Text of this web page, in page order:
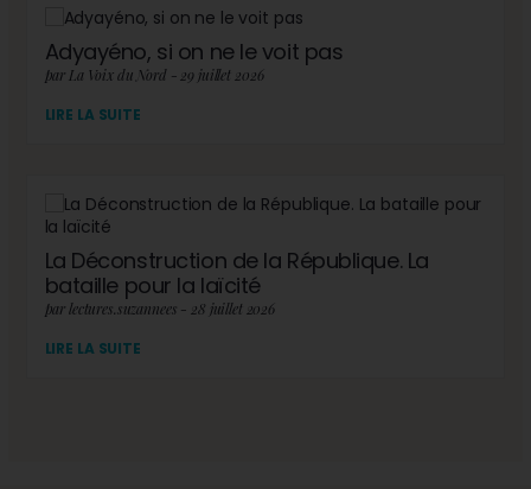
Adyayéno, si on ne le voit pas
par La Voix du Nord - 29 juillet 2026
LIRE LA SUITE
La Déconstruction de la République. La
bataille pour la laïcité
par lectures.suzannees - 28 juillet 2026
LIRE LA SUITE